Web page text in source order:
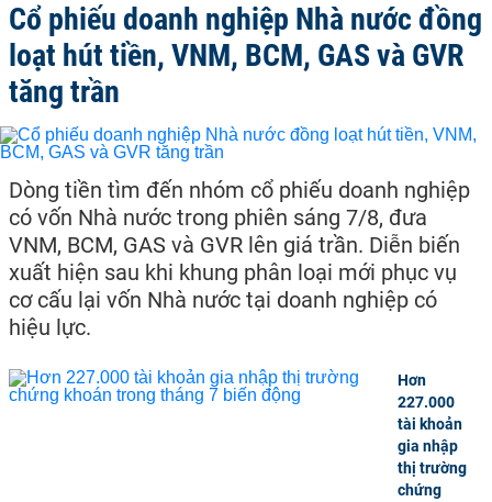
Cổ phiếu doanh nghiệp Nhà nước đồng
loạt hút tiền, VNM, BCM, GAS và GVR
tăng trần
Dòng tiền tìm đến nhóm cổ phiếu doanh nghiệp
có vốn Nhà nước trong phiên sáng 7/8, đưa
VNM, BCM, GAS và GVR lên giá trần. Diễn biến
xuất hiện sau khi khung phân loại mới phục vụ
cơ cấu lại vốn Nhà nước tại doanh nghiệp có
hiệu lực.
Hơn
227.000
tài khoản
gia nhập
thị trường
chứng